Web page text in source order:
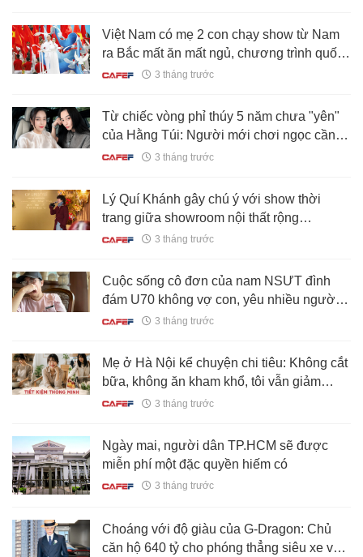
Việt Nam có mẹ 2 con chạy show từ Nam
ra Bắc mất ăn mất ngủ, chương trình quốc
gia nào cũng có mặt
3 tháng trước
Từ chiếc vòng phỉ thúy 5 năm chưa "yên"
của Hằng Túi: Người mới chơi ngọc cần
biết gì để không lạc giữa "ma trận" thật -
3 tháng trước
Lý Quí Khánh gây chú ý với show thời
trang giữa showroom nội thất rộng
3.000m2 ở Hà Nội
3 tháng trước
Cuộc sống cô đơn của nam NSƯT đình
đám U70 không vợ con, yêu nhiều người
không thành3 tháng trước
Mẹ ở Hà Nội kể chuyện chi tiêu: Không cắt
bữa, không ăn kham khổ, tôi vẫn giảm
được gần 2 triệu tiền chợ mỗi tháng nhờ
3 tháng trước
Ngày mai, người dân TP.HCM sẽ được
miễn phí một đặc quyền hiếm có
3 tháng trước
Choáng với độ giàu của G-Dragon: Chủ
căn hộ 640 tỷ cho phóng thẳng siêu xe vào